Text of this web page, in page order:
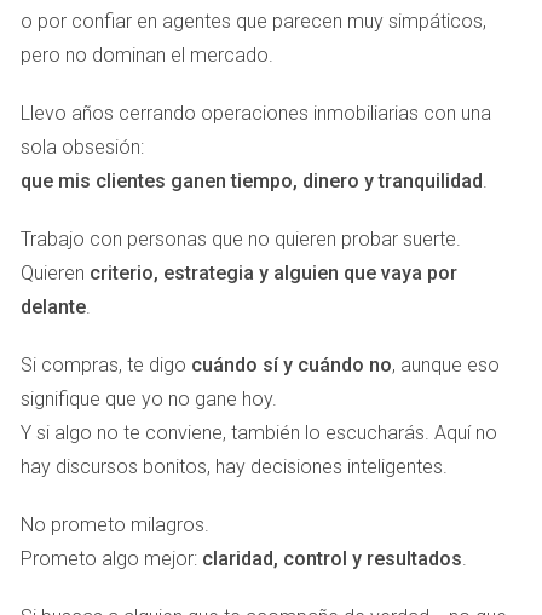
para operar en múltiples frentes al mismo tiempo.
Eso mismo hace eXp Realty en el ámbito inmobiliario: crea
una red donde tu despacho puede operar simultáneamente
enEspaña, Miami, México o Dubái
personal adicional y sin perder tu independencia jurídica.
El resultado: Tú sigues siendo el abogado. Tu firma
mantiene su prestigio. Pero ahora tus operaciones se
convierten en un activo global.
Y, como diría Napoleón, “el campo de batalla se gana antes
de pisarlo”. En este caso, el campo se llama estructura
digital. Y quien la domina, domina el juego.
🜃 La ironía del poder legal
Muchos abogados dicen:“Voy a probar con algo pequeño
o por confiar en agentes que parecen muy simpáticos,
pero no dominan el mercado.
Llevo años cerrando operaciones inmobiliarias con una
sola obsesión:
que mis clientes ganen tiempo, dinero y tranquilidad.
Trabajo con personas que no quieren probar suerte.
Quieren criterio, estrategia y alguien que vaya por
delante.
Si compras, te digo cuándo sí y cuándo no, aunque eso
signifique que yo no gane hoy.
Y si algo no te conviene, también lo escucharás. Aquí no
hay discursos bonitos, hay decisiones inteligentes.
No prometo milagros.
Prometo algo mejor: claridad, control y resultados.